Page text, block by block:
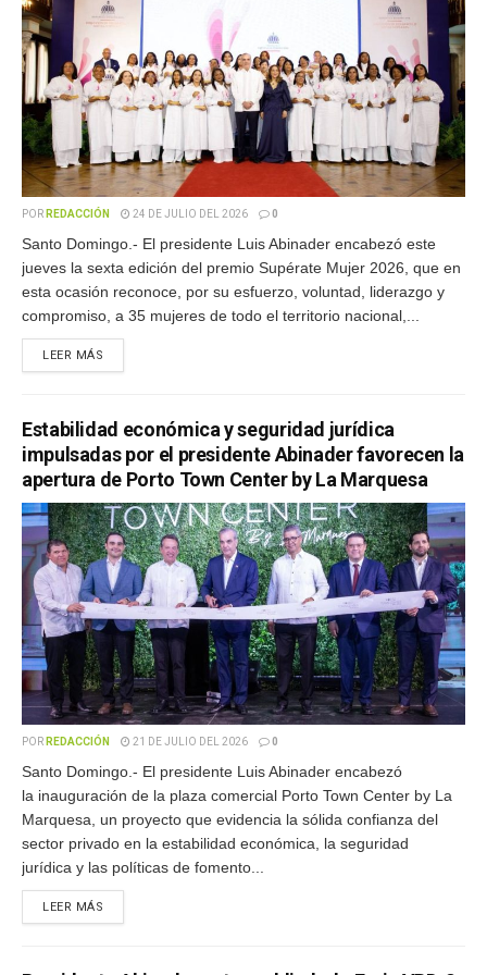
POR REDACCIÓN 24 DE JULIO DEL 2026 0
Santo Domingo.- El presidente Luis Abinader encabezó este
jueves la sexta edición del premio Supérate Mujer 2026, que en
esta ocasión reconoce, por su esfuerzo, voluntad, liderazgo y
compromiso, a 35 mujeres de todo el territorio nacional,...
LEER MÁS
Estabilidad económica y seguridad jurídica
impulsadas por el presidente Abinader favorecen la
apertura de Porto Town Center by La Marquesa
POR REDACCIÓN 21 DE JULIO DEL 2026 0
Santo Domingo.- El presidente Luis Abinader encabezó
la inauguración de la plaza comercial Porto Town Center by La
Marquesa, un proyecto que evidencia la sólida confianza del
sector privado en la estabilidad económica, la seguridad
jurídica y las políticas de fomento...
LEER MÁS